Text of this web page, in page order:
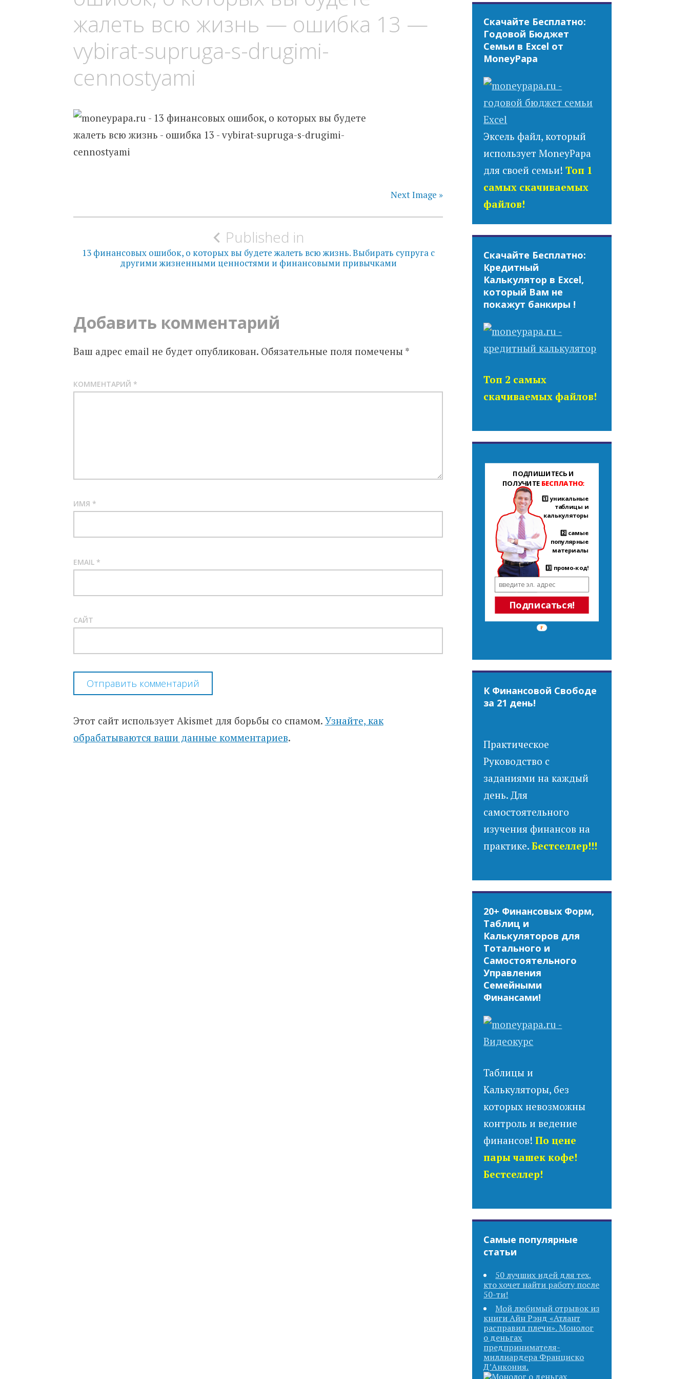
жалеть всю жизнь — ошибка 13 —
vybirat-supruga-s-drugimi-
cennostyami
Next Image »
Навигация
записям
Published in
13 финансовых ошибок, о которых вы будете жалеть всю жизнь. Выбирать супруга с
другими жизненными ценностями и финансовыми привычками
Добавить комментарий
Ваш адрес email не будет опубликован. Обязательные поля помечены *
КОММЕНТАРИЙ *
ИМЯ *
EMAIL *
САЙТ
Этот сайт использует Akismet для борьбы со спамом. Узнайте, как
обрабатываются ваши данные комментариев.
Скачайте Бесплатно:
Годовой Бюджет
Семьи в Excel от
MoneyPapa
Эксель файл, который
использует MoneyPapa
для своей семьи!Топ 1
самых скачиваемых
файлов!
Скачайте Бесплатно:
Кредитный
Калькулятор в Excel,
который Вам не
покажут банкиры !
Топ 2 самых
скачиваемых файлов!
Подписаться!
ПОДПИШИТЕСЬ И
ПОЛУЧИТЕ БЕСПЛАТНО:
1️⃣ уникальные
таблицы и
калькуляторы
2️⃣ самые
популярные
материалы
3️⃣ промо-код!
К Финансовой Свободе
за 21 день!
Практическое
Руководство с
заданиями на каждый
день. Для
самостоятельного
изучения финансов на
практике.Бестселлер!!!
20+ Финансовых Форм,
Таблиц и
Калькуляторов для
Тотального и
Самостоятельного
Управления
Семейными
Финансами!
Таблицы и
Калькуляторы, без
которых невозможны
контроль и ведение
финансов!По цене
пары чашек кофе!
Бестселлер!
Самые популярные
статьи
50 лучших идей для тех,
кто хочет найти работу после
50-ти!
Мой любимый отрывок из
книги Айн Рэнд «Атлант
расправил плечи». Монолог
о деньгах
предпринимателя-
миллиардера Франциско
Д’Анкония.